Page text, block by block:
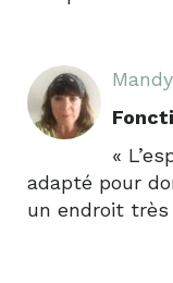
«
adapté pour
un endroit